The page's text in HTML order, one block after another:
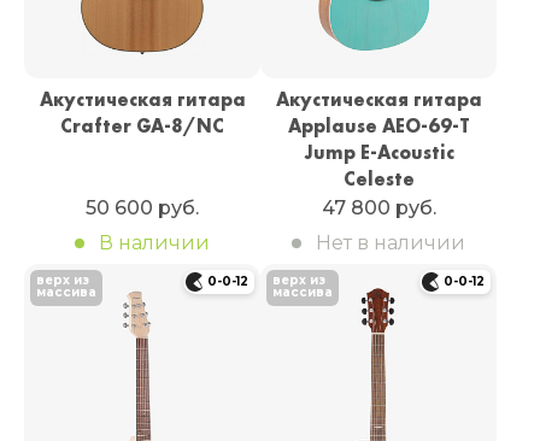
Акустическая гитара
Crafter GA-8/NC
50 600 руб.
В наличии
Акустическая гитара
Applause AEO-69-T
Jump E-Acoustic
Celeste
47 800 руб.
Нет в наличии
верх из
массива
0-0-12 верх из
массива
0-0-12